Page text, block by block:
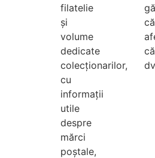
filatelie
și
volume
dedicate
colecționarilor,
cu
informații
utile
despre
mărci
poștale,